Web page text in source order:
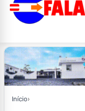
Início›